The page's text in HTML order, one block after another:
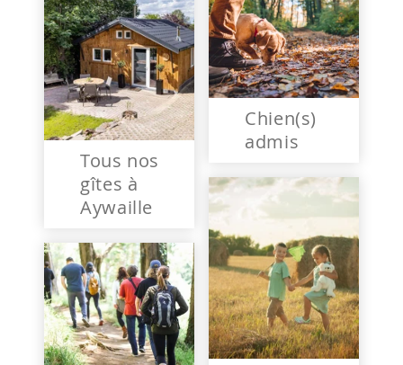
Tous nos
gîtes à
Aywaille
Chien(s)
admis